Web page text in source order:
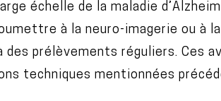
échelle de la maladie
à la neuro-imagerie ou à
des prélèvements réguliers. Ces
techniques mentionnées